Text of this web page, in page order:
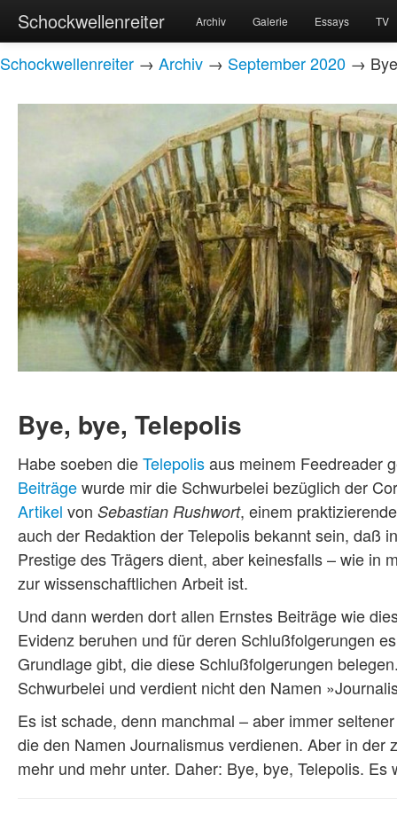
Schockwellenreiter Archiv Galerie Essays TV
Schockwellenreiter → Archiv → September 2020 →
Bye, bye, Telepolis
Habe soeben dieTelepolisaus meinem Feedreader
Beiträgewurde mir die Schwurbelei bezüglich der
Artikel von Sebastian Rushwort, einem
auch der Redaktion der Telepolis bekannt sein, daß
Prestige des Trägers dient, aber keinesfalls – wie in
zur wissenschaftlichen Arbeit ist.
Und dann werden dort allen Ernstes Beiträge wie
Evidenz beruhen und für deren Schlußfolgerungen
Grundlage gibt, die diese Schlußfolgerungen
Schwurbelei und verdient nicht den Namen
Es ist schade, denn manchmal – aber immer
die den Namen Journalismus verdienen. Aber in
mehr und mehr unter. Daher: Bye, bye, Telepolis.